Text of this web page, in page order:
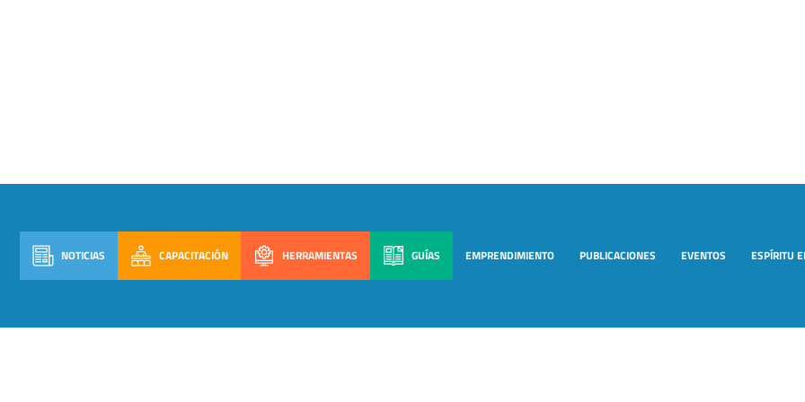
NOTICIAS CAPACITACIÓN HERRAMIENTAS GUÍAS EMPRENDIMIENTO PUBLICACIONES EVENTOS ESPÍRITU